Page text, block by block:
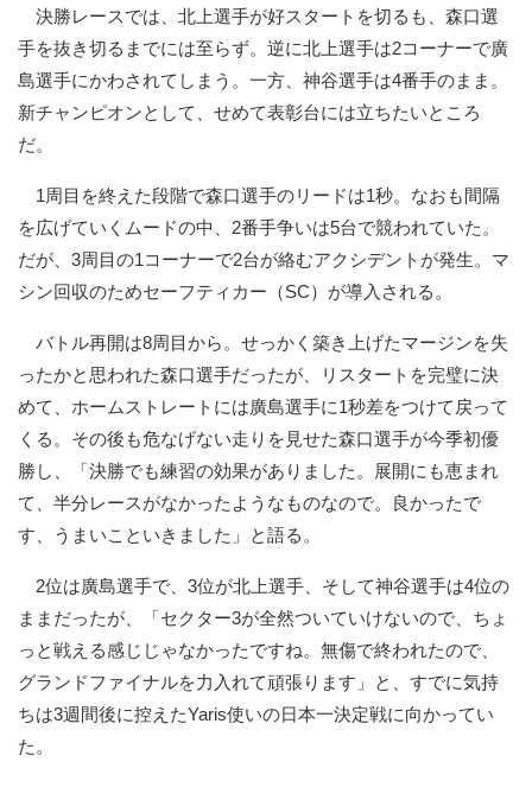
決勝レースでは、北上選手が好スタートを切るも、森口選
手を抜き切るまでには至らず。逆に北上選手は2コーナーで廣
島選手にかわされてしまう。一方、神谷選手は4番手のまま。
新チャンピオンとして、せめて表彰台には立ちたいところ
だ。
1周目を終えた段階で森口選手のリードは1秒。なおも間隔
を広げていくムードの中、2番手争いは5台で競われていた。
だが、3周目の1コーナーで2台が絡むアクシデントが発生。マ
シン回収のためセーフティカー（SC）が導入される。
バトル再開は8周目から。せっかく築き上げたマージンを失
ったかと思われた森口選手だったが、リスタートを完璧に決
めて、ホームストレートには廣島選手に1秒差をつけて戻って
くる。その後も危なげない走りを見せた森口選手が今季初優
勝し、「決勝でも練習の効果がありました。展開にも恵まれ
て、半分レースがなかったようなものなので。良かったで
す、うまいこといきました」と語る。
2位は廣島選手で、3位が北上選手、そして神谷選手は4位の
ままだったが、「セクター3が全然ついていけないので、ちょ
っと戦える感じじゃなかったですね。無傷で終われたので、
グランドファイナルを力入れて頑張ります」と、すでに気持
ちは3週間後に控えたYaris使いの日本一決定戦に向かってい
た。